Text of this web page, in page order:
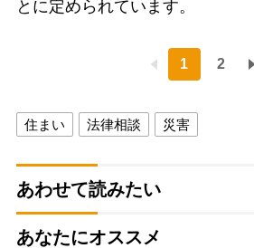
とに定められています。
1 2
住まい 法律相談 災害
あわせて読みたい
あなたにオススメ